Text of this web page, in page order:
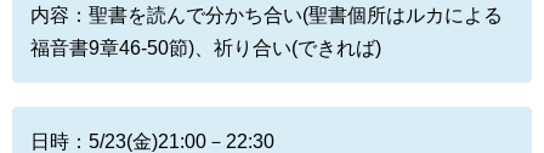
内容：聖書を読んで分かち合い(聖書個所はルカによる
福音書9章46-50節)、祈り合い(できれば)
日時：5/23(金)21:00－22:30